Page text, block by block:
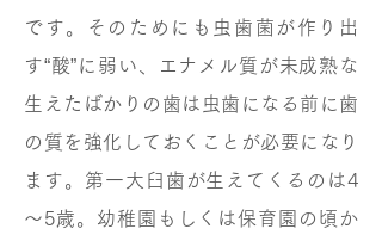
です。そのためにも虫歯菌が作り出
す“酸”に弱い、エナメル質が未成熟な
生えたばかりの歯は虫歯になる前に歯
の質を強化しておくことが必要になり
ます。第一大臼歯が生えてくるのは4
～5歳。幼稚園もしくは保育園の頃か